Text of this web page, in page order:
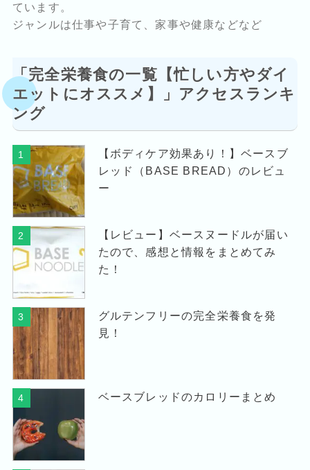
ています。
ジャンルは仕事や子育て、家事や健康などなど
「完全栄養食の一覧【忙しい方やダイ
エットにオススメ】」アクセスランキ
ング
1
【ボディケア効果あり！】ベースブ
レッド（BASE BREAD）のレビュ
ー
2
【レビュー】ベースヌードルが届い
たので、感想と情報をまとめてみ
た！
3
グルテンフリーの完全栄養食を発
見！
4 ベースブレッドのカロリーまとめ